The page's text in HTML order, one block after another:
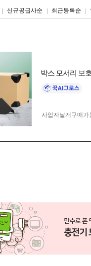
신규공급사순 최근등록순
박스 모서리 보
사업자 낱개구매가